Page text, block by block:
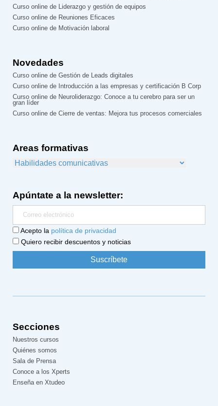
Curso online de Liderazgo y gestión de equipos
Curso online de Reuniones Eficaces
Curso online de Motivación laboral
Novedades
Curso online de Gestión de Leads digitales
Curso online de Introducción a las empresas y certificación B Corp
Curso online de Neuroliderazgo: Conoce a tu cerebro para ser un
gran líder
Curso online de Cierre de ventas: Mejora tus procesos comerciales
Areas formativas
Apúntate a la newsletter:
Acepto la política de privacidad
Quiero recibir descuentos y noticias
Secciones
Nuestros cursos
Quiénes somos
Sala de Prensa
Conoce a los Xperts
Enseña en Xtudeo